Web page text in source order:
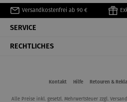
Versandkostenfrei ab 90 €
SERVICE
RECHTLICHES
Kontakt Hilfe Retouren &
Alle Preise inkl. gesetzl. Mehrwertsteuer zzgl.